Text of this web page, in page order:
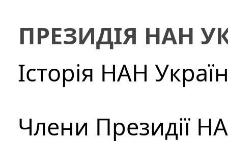
ПРЕЗИДІЯ НАН
Історія НАН
Члени Президії